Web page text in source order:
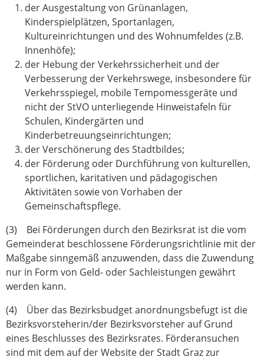
der Ausgestaltung von Grünanlagen,
Kinderspielplätzen, Sportanlagen,
Kultureinrichtungen und des Wohnumfeldes (z.B.
Innenhöfe);
der Hebung der Verkehrssicherheit und der
Verbesserung der Verkehrswege, insbesondere für
Verkehrsspiegel, mobile Tempomessgeräte und
nicht der StVO unterliegende Hinweistafeln für
Schulen, Kindergärten und
Kinderbetreuungseinrichtungen;
der Verschönerung des Stadtbildes;
der Förderung oder Durchführung von kulturellen,
sportlichen, karitativen und pädagogischen
Aktivitäten sowie von Vorhaben der
Gemeinschaftspflege.
(3) Bei Förderungen durch den Bezirksrat ist die vom
Gemeinderat beschlossene Förderungsrichtlinie mit der
Maßgabe sinngemäß anzuwenden, dass die Zuwendung
nur in Form von Geld- oder Sachleistungen gewährt
werden kann.
(4) Über das Bezirksbudget anordnungsbefugt ist die
Bezirksvorsteherin/der Bezirksvorsteher auf Grund
eines Beschlusses des Bezirksrates. Förderansuchen
sind mit dem auf der Website der Stadt Graz zur